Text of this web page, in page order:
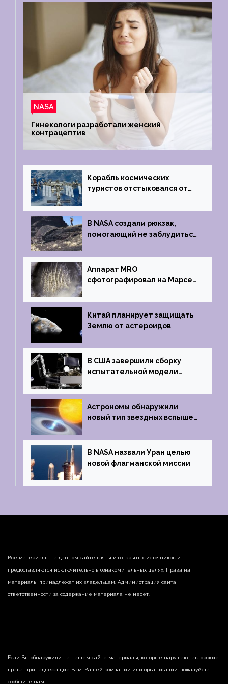
NASA
Гинекологи разработали женский
контрацептив
Корабль космических
туристов отстыковался от
на Землю
В NASA создали рюкзак,
помогающий не заблудиться
Аппарат MRO
сфотографировал на Марсе
на отпечаток пальца
Китай планирует защищать
Землю от астероидов
В США завершили сборку
испытательной модели
Griffin
Астрономы обнаружили
новый тип звездных вспышек
В NASA назвали Уран целью
новой флагманской миссии
Все материалы на данном сайте взяты из открытых источников и
предоставляются исключительно в ознакомительных целях. Права на
материалы принадлежат их владельцам. Администрация сайта
ответственности за содержание материала не несет.
Если Вы обнаружили на нашем сайте материалы, которые нарушают авторские
права, принадлежащие Вам, Вашей компании или организации, пожалуйста,
сообщите нам.